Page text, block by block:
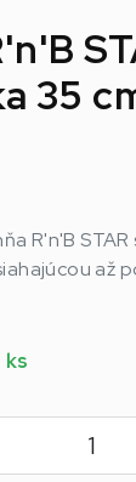
35
R'n'B
až
ks